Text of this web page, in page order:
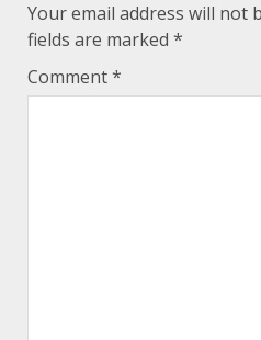
Your email address will not
fields are marked *
Comment*